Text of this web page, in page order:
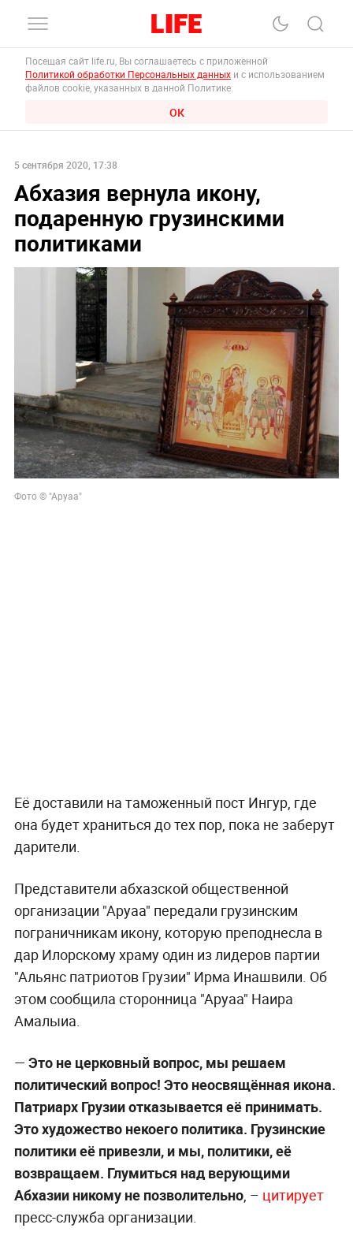
Посещая сайт life.ru, Вы соглашаетесь с приложенной
Политикой обработки Персональных данных и с использованием
файлов cookie, указанных в данной Политике.
ОК
5 сентября 2020, 17:38
Абхазия вернула икону,
подаренную грузинскими
политиками
Фото © "Аруаа"
Её доставили на таможенный пост Ингур, где
она будет храниться до тех пор, пока не заберут
дарители.
Представители абхазской общественной
организации "Аруаа" передали грузинским
пограничникам икону, которую преподнесла в
дар Илорскому храму один из лидеров партии
"Альянс патриотов Грузии" Ирма Инашвили. Об
этом сообщила сторонница "Аруаа" Наира
Амалыиа.
— Это не церковный вопрос, мы решаем
политический вопрос! Это неосвящённая икона.
Патриарх Грузии отказывается её принимать.
Это художество некоего политика. Грузинские
политики её привезли, и мы, политики, её
возвращаем. Глумиться над верующими
Абхазии никому не позволительно, – цитирует
пресс-служба организации.